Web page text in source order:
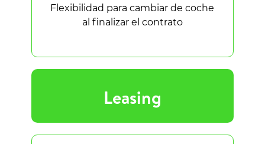
Leasing
Flexibilidad para cambiar de coche
al finalizar el contrato